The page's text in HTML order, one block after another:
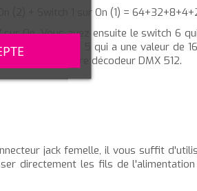
+ Switch 1 sur On (1) =
On. Vous avez ensuite le switch 6
le switch 5 qui a une valeur de
80 à notre décodeur DMX 512.
jack femelle, il vous suffit
directement les fils de